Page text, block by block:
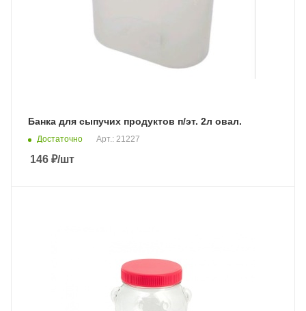
Банка для сыпучих продуктов п/эт. 2л овал.
Достаточно Арт.: 21227
146 ₽/шт